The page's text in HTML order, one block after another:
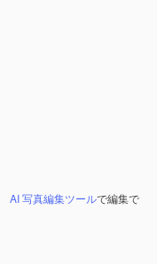
AI 写真編集ツールで編集で